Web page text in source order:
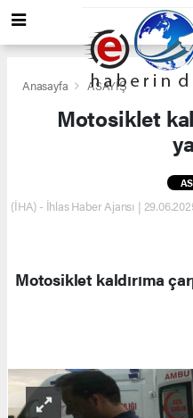
Anasayfa ASAYİŞ
Motosiklet
(İHA) - İhlas Haber Ajansı |
Motosiklet kaldırıma